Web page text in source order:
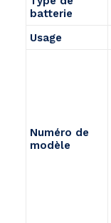
batterie
Usage
Numéro de
modèle